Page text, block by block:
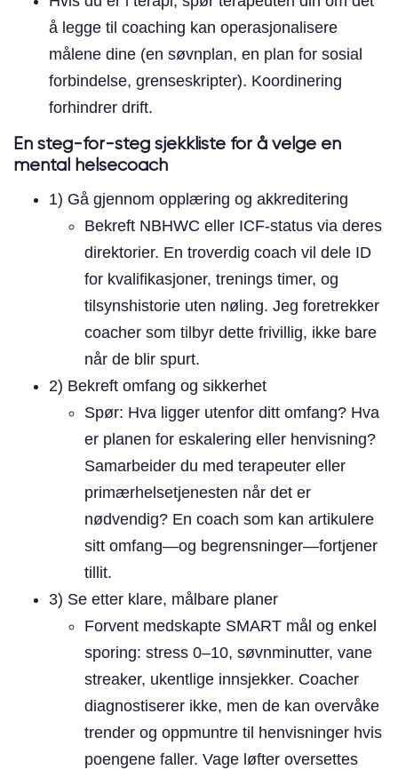
å legge til coaching kan operasjonalisere
målene dine (en søvnplan, en plan for sosial
forbindelse, grenseskripter). Koordinering
forhindrer drift.
En steg-for-steg sjekkliste for å velge en
mental helsecoach
1) Gå gjennom opplæring og akkreditering
Bekreft NBHWC eller ICF-status via deres
direktorier. En troverdig coach vil dele ID
for kvalifikasjoner, trenings timer, og
tilsynshistorie uten nøling. Jeg foretrekker
coacher som tilbyr dette frivillig, ikke bare
når de blir spurt.
2) Bekreft omfang og sikkerhet
Spør: Hva ligger utenfor ditt omfang? Hva
er planen for eskalering eller henvisning?
Samarbeider du med terapeuter eller
primærhelsetjenesten når det er
nødvendig? En coach som kan artikulere
sitt omfang—og begrensninger—fortjener
tillit.
3) Se etter klare, målbare planer
Forvent medskapte SMART mål og enkel
sporing: stress 0–10, søvnminutter, vane
streaker, ukentlige innsjekker. Coacher
diagnostiserer ikke, men de kan overvåke
trender og oppmuntre til henvisninger hvis
poengene faller. Vage løfter oversettes